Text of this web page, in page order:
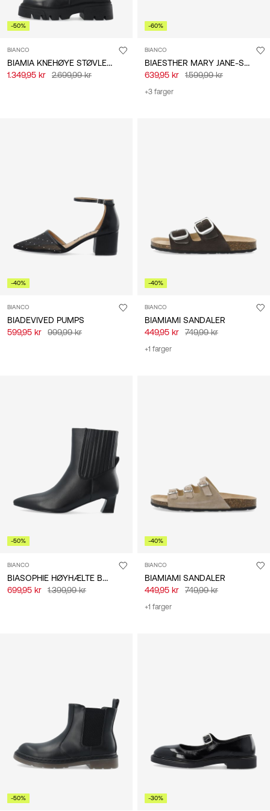
-50%
BIANCO
BIAMIA KNEHØYE STØVLETTER
1.349,95 kr 2.699,99 kr
-60%
BIANCO
BIAESTHER MARY JANE-SKO
639,95 kr 1.599,99 kr
+3 farger
-40%
BIANCO
BIADEVIVED PUMPS
599,95 kr
999,99 kr
-40%
BIANCO
BIAMIAMI SANDALER
449,95 kr
749,99 kr
+1 farger
-50%
BIANCO
BIASOPHIE HØYHÆLTE BOOTS
699,95 kr 1.399,99 kr
-40%
BIANCO
BIAMIAMI SANDALER
449,95 kr
749,99 kr
+1 farger
-50% -30%